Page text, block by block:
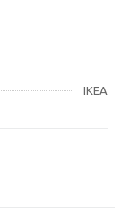
IKEA